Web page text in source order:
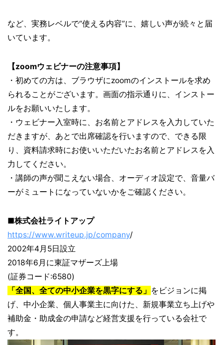
など、実務レベルで“使える内容”に、嬉しい声が続々と届
いています。
【zoomウェビナーの注意事項】
・初めての方は、ブラウザにzoomのインストールを求め
られることがございます。画面の指示通りに、インストー
ルをお願いいたします。
・ウェビナー入室時に、お名前とアドレスを入力していた
だきますが、あとで出席確認を行いますので、できる限
り、資料請求時にお使いいただいたお名前とアドレスを入
力してください。
・講師の声が聞こえない場合、オーディオ設定で、音量バ
ーがミュートになっていないかをご確認ください。
■株式会社ライトアップ
https://www.writeup.jp/company/
2002年4月5日設立
2018年6月に東証マザーズ上場
(証券コード:6580)
「全国、全ての中小企業を黒字にする」 をビジョンに掲
げ、中小企業、個人事業主に向けた、新規事業立ち上げや
補助金・助成金の申請など経営支援を行っている会社で
す。